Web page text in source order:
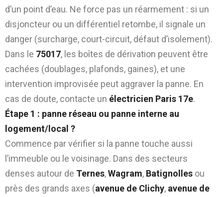
d’un point d’eau. Ne force pas un réarmement : si un
disjoncteur ou un différentiel retombe, il signale un
danger (surcharge, court-circuit, défaut d’isolement).
Dans le 75017, les boîtes de dérivation peuvent être
cachées (doublages, plafonds, gaines), et une
intervention improvisée peut aggraver la panne. En
cas de doute, contacte un électricien Paris 17e.
Étape 1 : panne réseau ou panne interne au
logement/local ?
Commence par vérifier si la panne touche aussi
l’immeuble ou le voisinage. Dans des secteurs
denses autour de Ternes,Wagram, Batignolles ou
près des grands axes (avenue de Clichy, avenue de